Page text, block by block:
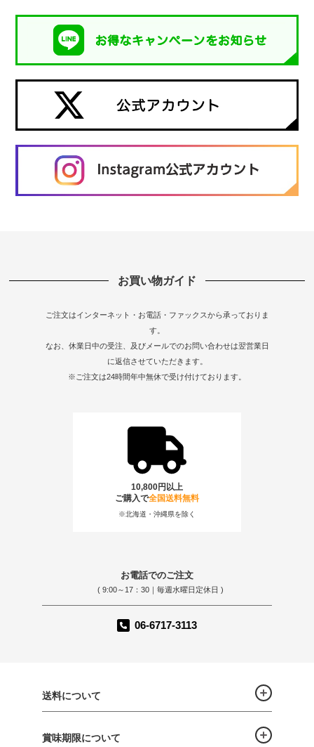
お買い物ガイド
ご注文はインターネット・お電話・ファックスから承っておりま
す。
なお、休業日中の受注、及びメールでのお問い合わせは翌営業日
に返信させていただきます。
※ご注文は24時間年中無休で受け付けております。
10,800円以上
ご購入で全国送料無料
※北海道・沖縄県を除く
お電話でのご注文
( 9:00～17：30｜毎週水曜日定休日 )
06-6717-3113
送料について
賞味期限について